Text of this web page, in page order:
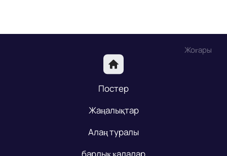
Жоғары
Постер
Жаңалықтар
Алаң туралы